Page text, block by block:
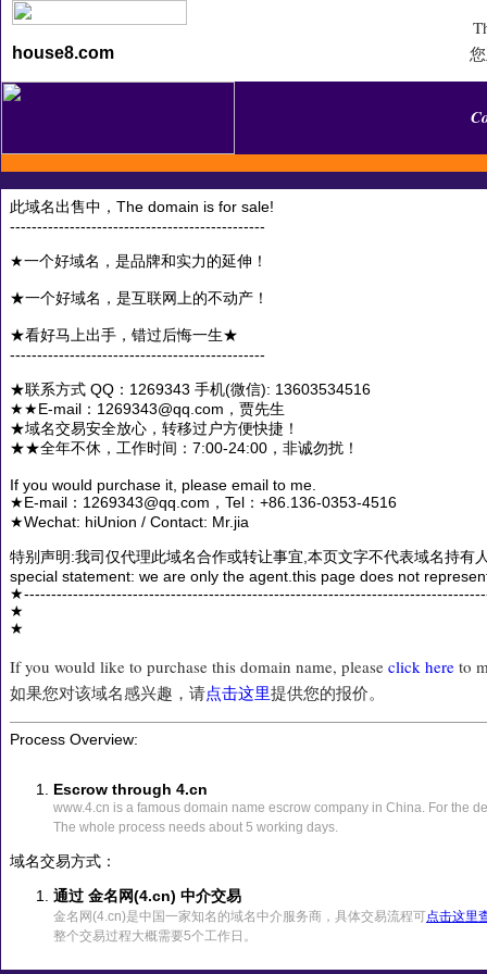
house8.com
此域名出售中，The domain is for sale!
-----------------------------------------------
★一个好域名，是品牌和实力的延伸！
★一个好域名，是互联网上的不动产！
★看好马上出手，错过后悔一生★
-----------------------------------------------
★联系方式 QQ：1269343 手机(微信): 13603534516
★★E-mail：1269343@qq.com，贾先生
★域名交易安全放心，转移过户方便快捷！
★★全年不休，工作时间：7:00-24:00，非诚勿扰！
If you would purchase it, please email to me.
★E-mail：1269343@qq.com，Tel：+86.136-0353-4516
★Wechat: hiUnion / Contact: Mr.jia
特别声明:我司仅代理此域名合作或转让事宜,本页文字不代表域名持有
special statement: we are only the agent.this page does not
★
★
If you would like to purchase this domain name, please click here to
如果您对该域名感兴趣，请点击这里提供您的报价。
Process Overview:
Escrow through 4.cn
www.4.cn is a famous domain name escrow company in China. For the
The whole process needs about 5 working days.
域名交易方式：
通过 金名网(4.cn) 中介交易
金名网(4.cn)是中国一家知名的域名中介服务商，具体交易流程可点击这里
整个交易过程大概需要5个工作日。